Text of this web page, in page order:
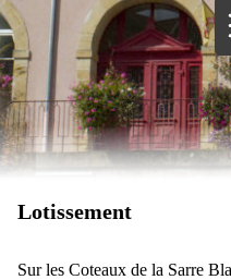
Lotissement
Sur les Coteaux de la Sarre